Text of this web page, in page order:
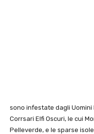
sono infestate dagli Uomini
Corrsari Elfi Oscuri, le cui
Pelleverde, e le sparse